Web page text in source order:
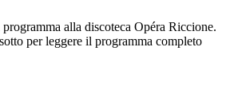
alla discoteca Opéra Riccione.
per leggere il programma completo